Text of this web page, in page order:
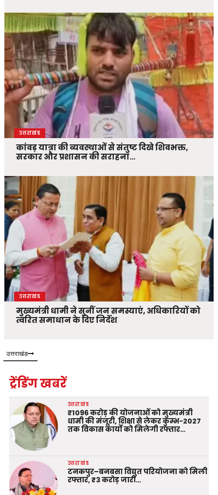
उत्तराखंड
कांवड़ यात्रा की व्यवस्थाओं से संतुष्ट दिखे शिवभक्त,
सरकार और प्रशासन की सराहना…
उत्तराखंड
मुख्यमंत्री धामी ने सुनीं जन समस्याएं, अधिकारियों को
त्वरित समाधान के दिए निर्देश
उत्तराखंड
ट्रेंडिंग खबरें
उत्तराखंड
₹1096 करोड़ की योजनाओं को मुख्यमंत्री
धामी की मंजूरी, शिक्षा से लेकर कुम्भ-2027
तक विकास कार्यों को मिलेगी रफ्तार…
उत्तराखंड
टनकपुर–बनबसा विद्युत परियोजना को मिली
रफ्तार, ₹3 करोड़ जारी…